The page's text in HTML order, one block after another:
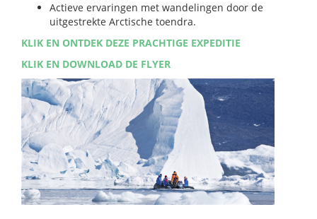
Actieve ervaringen met wandelingen door de
uitgestrekte Arctische toendra.
KLIK EN ONTDEK DEZE PRACHTIGE EXPEDITIE
KLIK EN DOWNLOAD DE FLYER